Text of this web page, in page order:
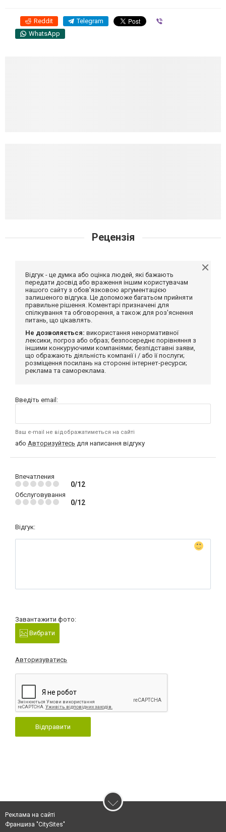
Reddit Telegram
WhatsApp
Рецензія
Відгук - це думка або оцінка людей, які бажають
передати досвід або враження іншим користувачам
нашого сайту з обов'язковою аргументацією
залишеного відгука. Це допоможе багатьом прийняти
правильне рішення. Коментарі призначені для
спілкування та обговорення, а також для роз'яснення
питань, що цікавлять.
Не дозволяється: використання ненормативної
лексики, погроз або образ; безпосереднє порівняння з
іншими конкуруючими компаніями; безпідставні заяви,
що ображають діяльність компанії і / або її послуги;
розміщення посилань на сторонні інтернет-ресурси;
реклама та самореклама.
Введіть email:
Ваш e-mail не відображатиметься на сайті
або Авторизуйтесь для написання відгуку
Впечатления
0/12
Обслуговування
0/12
Відгук:
Завантажити фото:
Вибрати
Авторизуватись
Відправити
Реклама на сайті
Франшиза "CitySites"